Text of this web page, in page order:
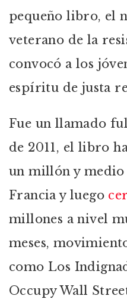
pequeño libro, el
veterano de la
convocó a los
espíritu de justa
Fue un llamado
de 2011, el libro
un millón y medio
Francia y luego
millones a nivel
meses,
como Los
Occupy Wall